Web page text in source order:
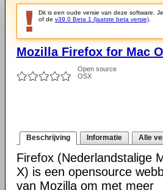
Dit is een oude versie van deze software.
of de v39.0 Beta 1 (laatste beta versie)
Mozilla Firefox for Mac
Open source
OSX
Beschrijving Informatie Alle
Firefox (Nederlandstalige
X) is een opensource
van Mozilla om met meer